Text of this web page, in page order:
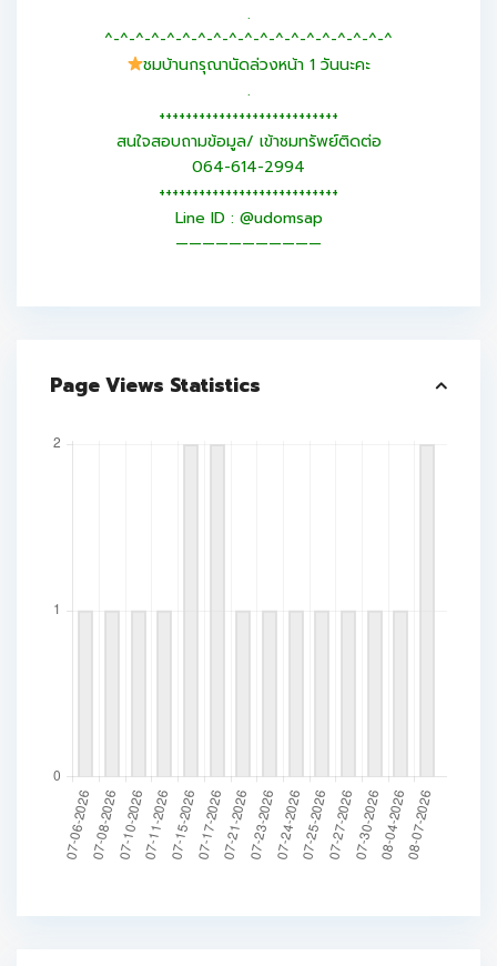
.
^-^-^-^-^-^-^-^-^-^-^-^-^-^-^-^-^-^-^
ชมบ้านกรุณานัดล่วงหน้า 1 วันนะคะ
.
+++++++++++++++++++++++++++
สนใจสอบถามข้อมูล/ เข้าชมทรัพย์ติดต่อ
064-614-2994
+++++++++++++++++++++++++++
Line ID : @udomsap
———————————
Page Views Statistics